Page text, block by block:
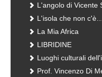
L'angolo di Vicente
L'isola che non
La Mia Africa
LIBRIDINE
Luoghi culturali
Prof. Vincenzo Di